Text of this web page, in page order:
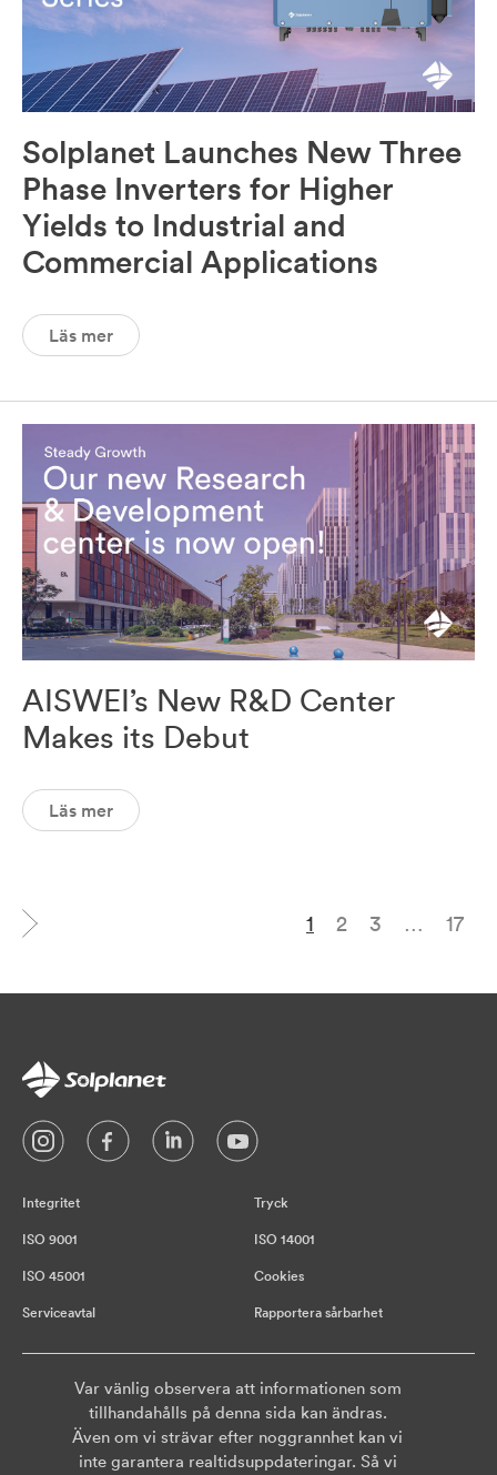
Solplanet Launches New Three
Phase Inverters for Higher
Yields to Industrial and
Commercial Applications
Läs mer
AISWEI’s New R&D Center
Makes its Debut
Läs mer
1 2 3 … 17
Integritet Tryck
ISO 9001 ISO 14001
ISO 45001 Cookies
Serviceavtal Rapportera sårbarhet
Var vänlig observera att informationen som
tillhandahålls på denna sida kan ändras.
Även om vi strävar efter noggrannhet kan vi
inte garantera realtidsuppdateringar. Så vi